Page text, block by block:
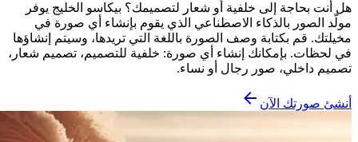
هل أنت بحاجة إلى خلفية أو شعار لتصميمك؟ بيكاسو الخليج يوفر
مولّد الصور بالذكاء الاصطناعي الذي يقوم بإنشاء أي صورة في
مخيلتك. قم بكتابة وصف الصورة باللغة التي تريدها، وسيتم إنشاؤها
في لحظات. بإمكانك إنشاء أي صورة: خلفية للتصميم، تصميم شعار،
تصميم داخلي، صور رجال أو نساء.
أنشئ صورتك الآن